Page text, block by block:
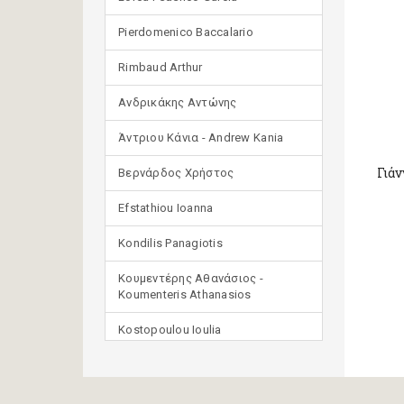
Pierdomenico Baccalario
Rimbaud Arthur
Ανδρικάκης Αντώνης
Άντριου Κάνια - Andrew Kania
Βερνάρδος Χρήστος
Efstathiou Ioanna
Kondilis Panagiotis
Κουμεντέρης Αθανάσιος -
Koumenteris Athanasios
Kostopoulou Ioulia
(μετάφραση)